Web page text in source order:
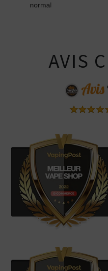
normal
AVIS